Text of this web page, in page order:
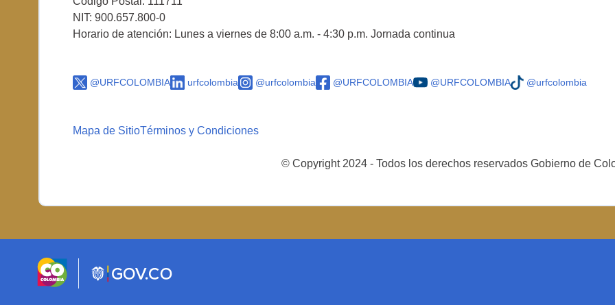
NIT: 900.657.800-0
Horario de atención: Lunes a viernes de 8:00 a.m. - 4:30 p.m. Jornada continua
@URFCOLOMBIA urfcolombia @urfcolombia @URFCOLOMBIA @URFCOLOMBIA @urfcolombia
Mapa de SitioTérminos y Condiciones
© Copyright 2024 - Todos los derechos reservados Gobierno de